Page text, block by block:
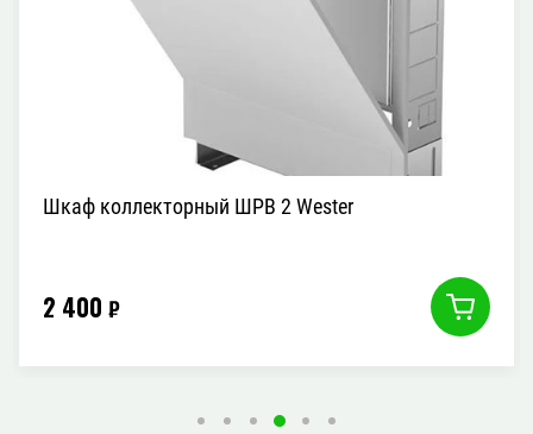
Шкаф коллекторный ШРВ 2 Wester
2 400 ₽